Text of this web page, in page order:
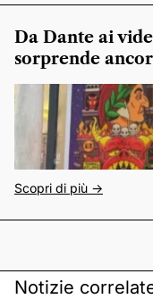
Da Dante ai
sorprende
Scopri di più ->
Notizie